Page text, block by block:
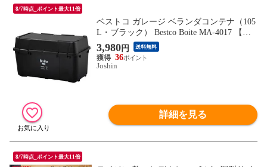
8/7時点_ポイント最大11倍
ベストコ ガレージ ベランダコンテナ（105
L・ブラック） Bestco Boite MA-4017 【返
品種別A】
3,980円 送料無料
36
Joshin
詳細を見る
8/7時点_ポイント最大11倍